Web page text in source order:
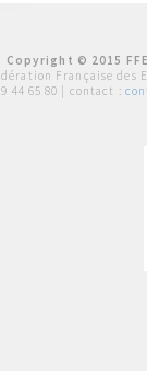
Copyright © 2015
Française des
44 65 80 | contact :